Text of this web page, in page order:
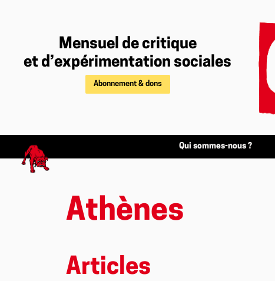
Mensuel de critique
et d’expérimentation sociales
Abonnement & dons
Qui sommes-nous ?
Athènes
Articles